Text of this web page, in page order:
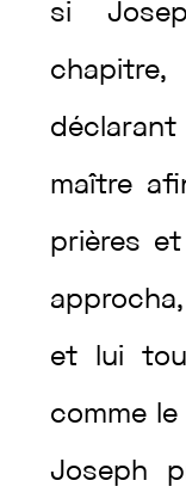
si
chapitre,
déclarant
maître
prières et
approcha,
et lui
comme le
Joseph